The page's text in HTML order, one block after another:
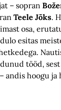
– sopran
Teele Jõks.
osa,
esitas
tööd,
hoogu ja